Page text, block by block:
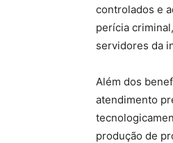
controlados e
perícia
servidores da
Além dos
atendimento
produção de